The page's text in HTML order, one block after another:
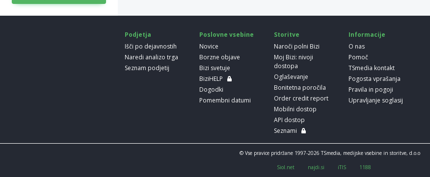
Podjetja
Išči po dejavnostih
Naredi analizo trga
Seznam podjetij
Poslovne vsebine
Novice
Borzne objave
Bizi svetuje
BiziHELP
Dogodki
Pomembni datumi
Storitve
Naroči polni Bizi
Moj Bizi: nivoji
dostopa
Oglaševanje
Bonitetna poročila
Order credit report
Mobilni dostop
API dostop
Seznami
Informacije
O nas
Pomoč
TSmedia kontakt
Pogosta vprašanja
Pravila in pogoji
Upravljanje soglasij
© Vse pravice pridržane 1997-2026 TSmedia, medijske vsebine in storitve, d.o.o
Siol.net najdi.si iTIS 1188